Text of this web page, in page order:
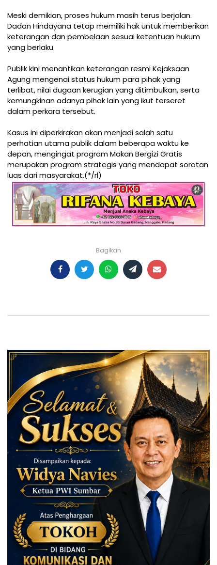
Meski demikian, proses hukum masih terus berjalan.
Dadan Hindayana tetap memiliki hak untuk memberikan
keterangan dan pembelaan sesuai ketentuan hukum
yang berlaku.
Publik kini menantikan keterangan resmi Kejaksaan
Agung mengenai status hukum para pihak yang
terlibat, nilai dugaan kerugian yang ditimbulkan, serta
kemungkinan adanya pihak lain yang ikut terseret
dalam perkara tersebut.
Kasus ini diperkirakan akan menjadi salah satu
perhatian utama publik dalam beberapa waktu ke
depan, mengingat program Makan Bergizi Gratis
merupakan program strategis yang mendapat sorotan
luas dari masyarakat.(*/rl)
Bagikan